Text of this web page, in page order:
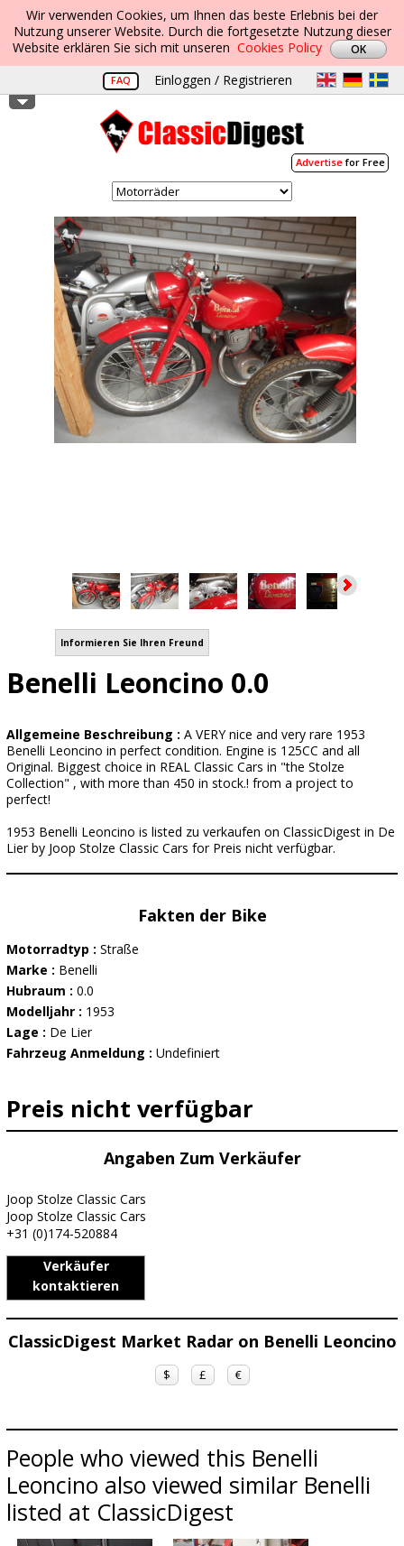
Wir verwenden Cookies, um Ihnen das beste Erlebnis bei der
Nutzung unserer Website. Durch die fortgesetzte Nutzung dieser
Website erklären Sie sich mit unseren Cookies Policy
FAQ Einloggen / Registrieren
Advertisefor Free
Informieren Sie Ihren Freund
Benelli Leoncino 0.0
Allgemeine Beschreibung : A VERY nice and very rare 1953
Benelli Leoncino in perfect condition. Engine is 125CC and all
Original. Biggest choice in REAL Classic Cars in "the Stolze
Collection" , with more than 450 in stock.! from a project to
perfect!
1953 Benelli Leoncino is listed zu verkaufen on ClassicDigest in De
Lier by Joop Stolze Classic Cars for Preis nicht verfügbar.
Fakten der Bike
Motorradtyp : Straße
Marke : Benelli
Hubraum : 0.0
Modelljahr : 1953
Lage : De Lier
Fahrzeug Anmeldung : Undefiniert
Preis nicht verfügbar
Angaben Zum Verkäufer
Joop Stolze Classic Cars
Joop Stolze Classic Cars
+31 (0)174-520884
Verkäufer
kontaktieren
ClassicDigest Market Radar on Benelli Leoncino
$ £ €
People who viewed this Benelli
Leoncino also viewed similar Benelli
listed at ClassicDigest